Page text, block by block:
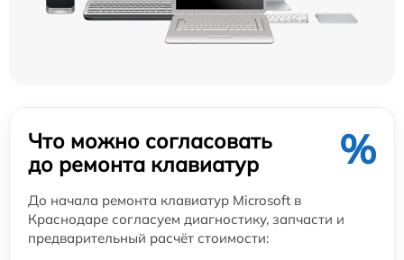
Что можно согласовать
до ремонта клавиатур
%
До начала ремонта клавиатур Microsoft в
Краснодаре согласуем диагностику, запчасти и
предварительный расчёт стоимости: